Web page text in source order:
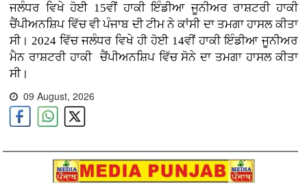
ਜਲੰਧਰ ਵਿਖੇ ਹੋਈ 15ਵੀਂ ਹਾਕੀ ਇੰਡੀਆ ਜੂਨੀਅਰ ਰਾਸ਼ਟਰੀ ਹਾਕੀ
ਚੈਂਪੀਅਨਸ਼ਿਪ ਵਿੱਚ ਵੀ ਪੰਜਾਬ ਦੀ ਟੀਮ ਨੇ ਕਾਂਸੀ ਦਾ ਤਮਗਾ ਹਾਸਲ ਕੀਤਾ
ਸੀ। 2024 ਵਿੱਚ ਜਲੰਧਰ ਵਿਖੇ ਹੀ ਹੋਈ 14ਵੀਂ ਹਾਕੀ ਇੰਡੀਆ ਜੂਨੀਅਰ
ਮੈਨ ਰਾਸ਼ਟਰੀ ਹਾਕੀ ਚੈਂਪੀਅਨਸ਼ਿਪ ਵਿੱਚ ਸੋਨੇ ਦਾ ਤਮਗਾ ਹਾਸਲ ਕੀਤਾ
ਸੀ।
09 August, 2026